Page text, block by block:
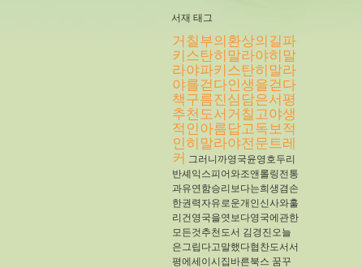
서재 태그
거칠부의환상의길파
키스탄히말라야히말
라야파키스탄히말라
야를걷다인생을걷다
책구름진심담은서평
추천도서거칠고야생
적인아름답고독보적
인히말라야전문트레
커 그러니까영국윤영호두리
반셰익스피어와조앤롤링전통
과유연함승리보다는희생겸손
한권력자유로운개인신사와훌
리건영국을엿보다영국에관한
모든것추천도서 김경진오늘
은그립다고말했다협찬도서서
평에세이시집​바른북스 꿈꾸